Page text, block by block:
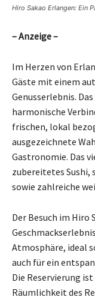
Hiro Sakao Erlangen: Ein
– Anzeige –
Im Herzen von
Gäste mit einem
Genusserlebnis.
harmonische
frischen, lokal
ausgezeichnete
Gastronomie. Das
zubereitetes Sushi,
sowie zahlreiche
Der Besuch im Hiro
Atmosphäre, ideal
auch für ein
Die Reservierung
Räumlichkeit des